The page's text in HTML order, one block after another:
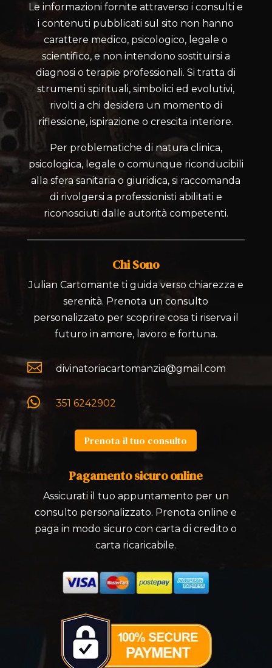
Le informazioni fornite attraverso i consulti e
i contenuti pubblicati sul sito non hanno
carattere medico, psicologico, legale o
scientifico, e non intendono sostituirsi a
diagnosi o terapie professionali. Si tratta di
strumenti spirituali, simbolici ed evolutivi,
rivolti a chi desidera un momento di
riflessione, ispirazione o crescita interiore.
Per problematiche di natura clinica,
psicologica, legale o comunque riconducibili
alla sfera sanitaria o giuridica, si raccomanda
di rivolgersi a professionisti abilitati e
riconosciuti dalle autorità competenti.
Chi Sono
Julian Cartomante ti guida verso chiarezza e
serenità. Prenota un consulto
personalizzato per scoprire cosa ti riserva il
futuro in amore, lavoro e fortuna.
 divinatoriacartomanzia@gmail.com
 351 6242902
Prenota il tuo consulto
Pagamento sicuro online
Assicurati il tuo appuntamento per un
consulto personalizzato. Prenota online e
paga in modo sicuro con carta di credito o
carta ricaricabile.